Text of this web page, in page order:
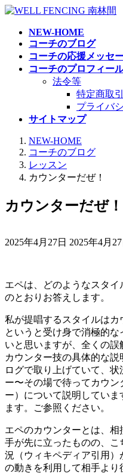
コ
ナ
NEW-HOME
コーチのブログ
コーチの応援メッセ
コーチのプロフィー
法令等
特定商取
プライバ
サイトマップ
NEW-HOME
コーチのブログ
レッスン
カウンターだぜ！
カウンターだぜ！
2025年4月27日 終
日
時
2025年4月27
エペは、どのようなスタ
のとおりお答えします。
私が提唱するスタイルは
というと受け身で消極的
いと思いますが、全くの誤
カウンター技の具体的な
ログで取り上げていて、
ー〜その場で待ってカウ
ー）について説明してい
ます。ご参照ください。
エペのカウンターとは、
手が先に立ったものの、
況（ウィキペディア引用
の動きを利用して相手よ